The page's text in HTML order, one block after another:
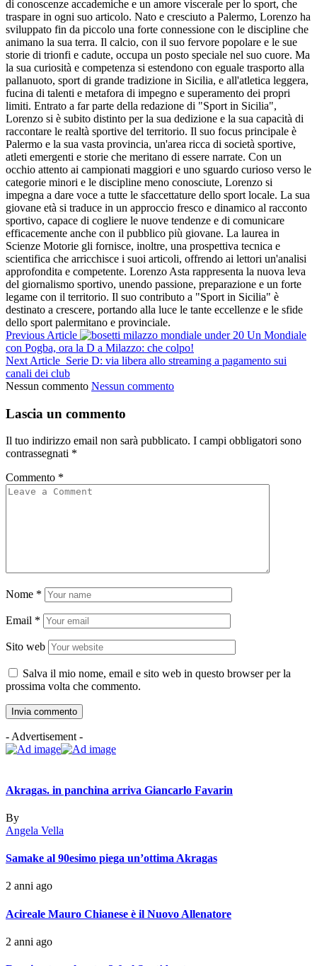
di conoscenze accademiche e un amore viscerale per lo sport, che
traspare in ogni suo articolo. Nato e cresciuto a Palermo, Lorenzo ha
sviluppato fin da piccolo una forte connessione con le discipline che
animano la sua terra. Il calcio, con il suo fervore popolare e le sue
storie di trionfi e cadute, occupa un posto speciale nel suo cuore. Ma
la sua curiosità e competenza si estendono con eguale trasporto alla
pallanuoto, sport di grande tradizione in Sicilia, e all'atletica leggera,
fucina di talenti e metafora di impegno e superamento dei propri
limiti. Entrato a far parte della redazione di "Sport in Sicilia",
Lorenzo si è subito distinto per la sua dedizione e la sua capacità di
raccontare le realtà sportive del territorio. Il suo focus principale è
Palermo e la sua vasta provincia, un'area ricca di società sportive,
atleti emergenti e storie che meritano di essere narrate. Con un
occhio attento ai campionati maggiori e uno sguardo curioso verso le
categorie minori e le discipline meno conosciute, Lorenzo si
impegna a dare voce a tutte le sfaccettature dello sport locale. La sua
giovane età si traduce in un approccio fresco e dinamico al racconto
sportivo, capace di cogliere le nuove tendenze e di comunicare
efficacemente anche con il pubblico più giovane. La laurea in
Scienze Motorie gli fornisce, inoltre, una prospettiva tecnica e
scientifica che arricchisce i suoi articoli, offrendo ai lettori un'analisi
approfondita e competente. Lorenzo Asta rappresenta la nuova leva
del giornalismo sportivo, unendo passione, preparazione e un forte
legame con il territorio. Il suo contributo a "Sport in Sicilia" è
destinato a crescere, portando alla luce le tante eccellenze e le sfide
dello sport palermitano e provinciale.
Previous Article
Un Mondiale
con Pogba, ora la D a Milazzo: che colpo!
Next Article Serie D: via libera allo streaming a pagamento sui
canali dei club
Nessun commento Nessun commento
Lascia un commento
Il tuo indirizzo email non sarà pubblicato. I campi obbligatori sono
contrassegnati *
Commento *
Nome *
Email *
Sito web
Salva il mio nome, email e sito web in questo browser per la
prossima volta che commento.
- Advertisement -
Akragas. in panchina arriva Giancarlo Favarin
By
Angela Vella
Samake al 90esimo piega un’ottima Akragas
2 anni ago
Acireale Mauro Chianese è il Nuovo Allenatore
2 anni ago